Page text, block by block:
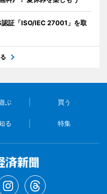
証「ISO/IEC 27001」を取
ぶ 買う
る 特集